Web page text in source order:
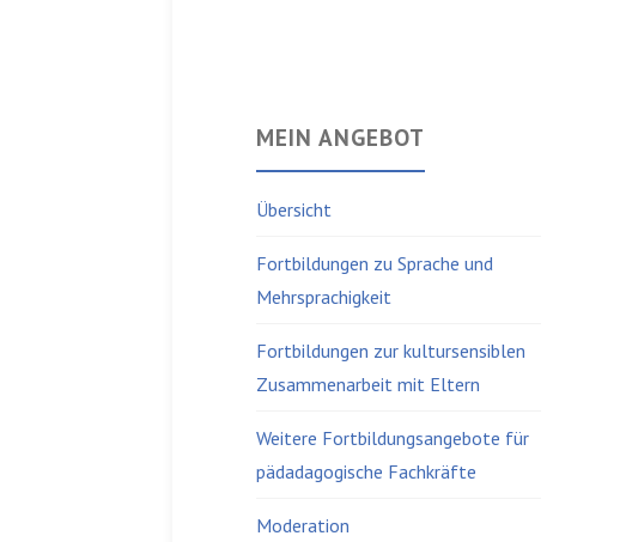
MEIN ANGEBOT
Übersicht
Fortbildungen zu Sprache und
Mehrsprachigkeit
Fortbildungen zur kultursensiblen
Zusammenarbeit mit Eltern
Weitere Fortbildungsangebote für
pädadagogische Fachkräfte
Moderation